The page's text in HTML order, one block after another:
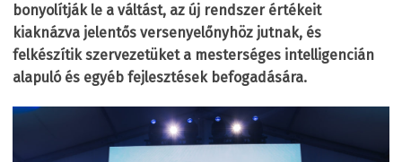
bonyolítják le a váltást, az új rendszer értékeit
kiaknázva jelentős versenyelőnyhöz jutnak, és
felkészítik szervezetüket a mesterséges intelligencián
alapuló és egyéb fejlesztések befogadására.